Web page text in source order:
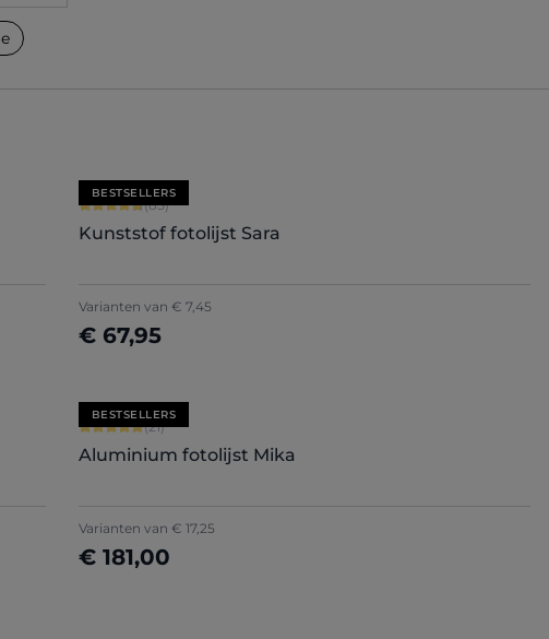
BESTSELLERS
Gemiddelde waardering van 4.71 van 5 sterren
(85)
Kunststof fotolijst Sara
Varianten van € 7,45
€ 67,95
Nu configureren
BESTSELLERS
Gemiddelde waardering van 5 van 5 sterren
(21)
Aluminium fotolijst Mika
Varianten van € 17,25
€ 181,00
Nu configureren